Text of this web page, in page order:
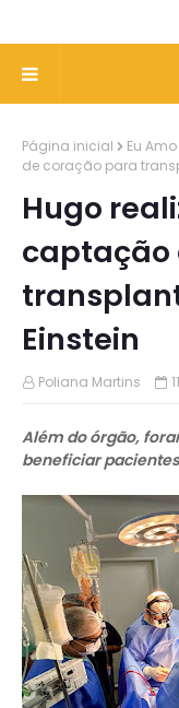
Página inicial Eu
de coração para
Hugo
captação
Einstein
Poliana Martins
Além do órgão,
beneficiar